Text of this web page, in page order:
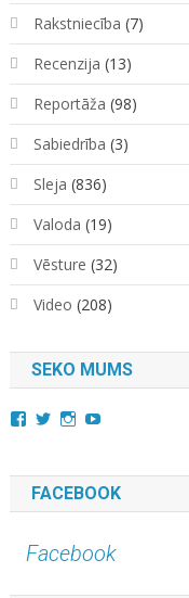
Rakstniecība (7)
Recenzija (13)
Reportāža (98)
Sabiedrība (3)
Sleja (836)
Valoda (19)
Vēsture (32)
Video (208)
SEKO MUMS
View
Facebook
View
Twitter
View
Instagram
YouTube
FACEBOOK
Facebook